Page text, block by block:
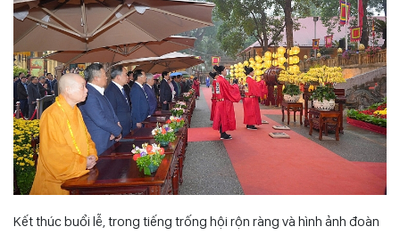
Kết thúc buổi lễ, trong tiếng trống hội rộn ràng và hình ảnh đoàn